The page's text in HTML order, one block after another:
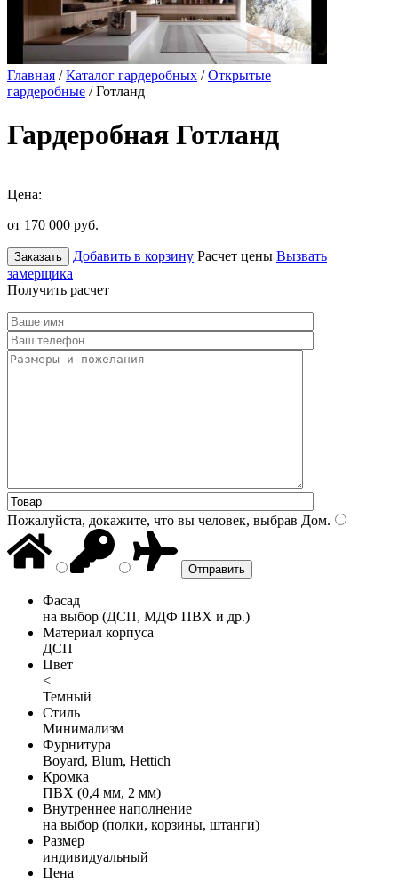
Главная /Каталог гардеробных /Открытые
гардеробные / Готланд
Гардеробная Готланд
Цена:
от 170 000 руб.
Заказать Добавить в корзину Расчет цены Вызвать
замерщика
Получить расчет
Пожалуйста, докажите, что вы человек, выбрав Дом.
Фасад
на выбор (ДСП, МДФ ПВХ и др.)
Материал корпуса
ДСП
Цвет
<
Темный
Стиль
Минимализм
Фурнитура
Boyard, Blum, Hettich
Кромка
ПВХ (0,4 мм, 2 мм)
Внутреннее наполнение
на выбор (полки, корзины, штанги)
Размер
индивидуальный
Цена